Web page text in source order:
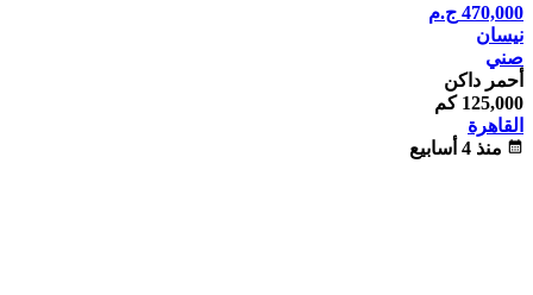
470,000 ج.م
نيسان
صني
أحمر داكن
125,000 كم
القاهرة
calendar_month منذ 4 أسابيع